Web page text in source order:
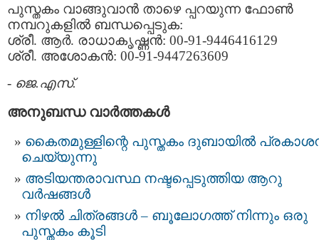
പുസ്തകം വാങ്ങുവാന്‍ താഴെ പ്പറയുന്ന ഫോണ്‍
നമ്പറുകളില്‍ ബന്ധപ്പെടുക:
ശ്രീ. ആര്‍. രാധാകൃഷ്ണന്‍: 00-91-9446416129
ശ്രീ. അശോകന്‍: 00-91-9447263609
- ജെ.എസ്.
അനുബന്ധ വാര്‍ത്തകള്‍
കൈതമുള്ളിന്റെ പുസ്തകം ദുബായില്‍
ചെയ്യുന്നു
അടിയന്തരാവസ്ഥ നഷ്ടപ്പെടുത്തിയ ആറു
വര്‍ഷങ്ങള്‍
നിഴല്‍ ചിത്രങ്ങള്‍ – ബൂലോഗത്ത് നിന്നും ഒരു
പുസ്തകം കൂടി